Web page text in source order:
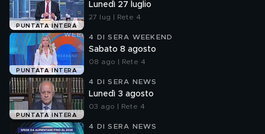
PUNTATA INTERA
Lunedì 27 luglio
27 lug | Rete 4
PUNTATA INTERA
4 DI SERA WEEKEND
Sabato 8 agosto
08 ago | Rete 4
PUNTATA INTERA
4 DI SERA NEWS
Lunedì 3 agosto
03 ago | Rete 4
4 DI SERA NEWS